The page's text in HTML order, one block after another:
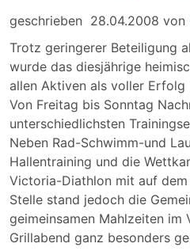
geschrieben 28.04.2008 von
Trotz geringerer Beteiligung
wurde das diesjährige
allen Aktiven als voller Erfolg
Von Freitag bis Sonntag
unterschiedlichsten
Neben Rad-Schwimm-und
Hallentraining und die
Victoria-Diathlon mit auf
Stelle stand jedoch die
geimeinsamen Mahlzeiten im
Grillabend ganz besonders